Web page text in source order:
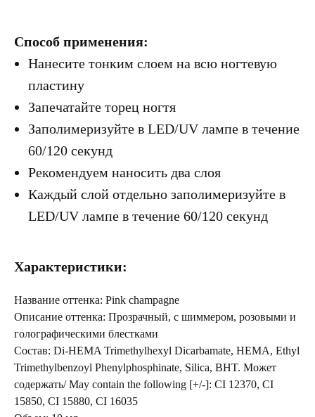
Способ применения:
Нанесите тонким слоем на всю ногтевую
пластину
Запечатайте торец ногтя
Заполимеризуйте в LED/UV лампе в течение
60/120 секунд
Рекомендуем наносить два слоя
Каждый слой отдельно заполимеризуйте в
LED/UV лампе в течение 60/120 секунд
Характеристики:
Название оттенка: Pink champagne
Описание оттенка: Прозрачный, с шиммером, розовыми и
голографическими блестками
Состав: Di-HEMA Trimethylhexyl Dicarbamate, HEMA, Ethyl
Trimethylbenzoyl Phenylphosphinate, Silica, BHT. Может
содержать/ May contain the following [+/-]: CI 12370, CI
15850, CI 15880, CI 16035